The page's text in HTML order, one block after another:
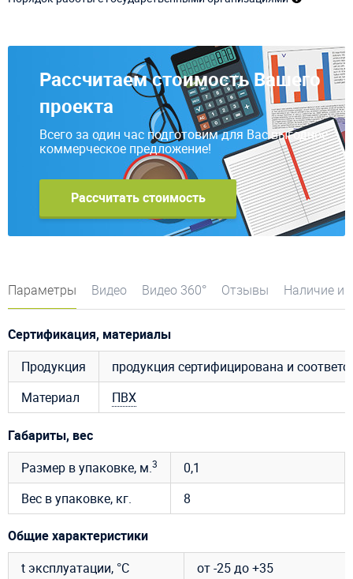
Рассчитаем стоимость Вашего
проекта
Всего за один час подготовим для Вас выгодное
коммерческое предложение!
Рассчитать стоимость
Параметры Видео Видео 360° Отзывы Наличие и
Сертификация, материалы
Продукция
продукция сертифицирована и
Материал
ПВХ
Габариты, вес
Размер в упаковке, м.3
0,1
Вес в упаковке, кг.
8
Общие характеристики
t эксплуатации, °C
от -25 до +35